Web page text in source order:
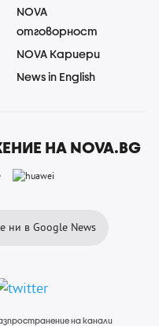
NOVA
отговорност
NOVA Кариери
News in English
НА NOVA.BG
ни в Google News
на канали